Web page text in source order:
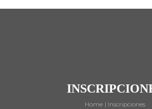
Home Inscripciones